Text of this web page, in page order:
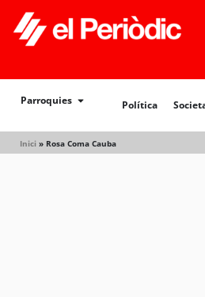
Parroquies Política
Inici » Rosa Coma Cauba
Política Societat